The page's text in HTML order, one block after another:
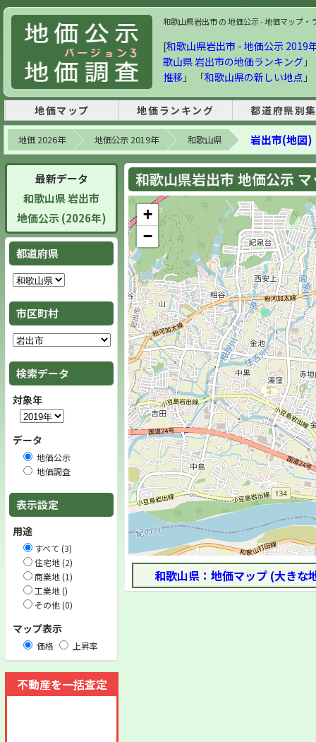
和歌山県岩出市 の 地価公示 - 地価マップ・
[和歌山県岩出市 - 地価公示 2019
歌山県 岩出市の地価ランキング
推移 」 「和歌山県の新しい地点
地価マップ 地価ランキング 都道府県別
地価 2026年 地価公示 2019年 和歌山県 岩出市(地図)
最新データ
和歌山県 岩出市
地価公示 (2026年)
都道府県
市区町村
検索データ
対象年
データ
地価公示
地価調査
表示設定
用途
すべて (3)
住宅地 (2)
商業地 (1)
工業地 ()
その他 (0)
マップ表示
価格 上昇率
不動産を一括査定
和歌山県岩出市 地価公示
+
−
和歌山県：地価マップ (大きな